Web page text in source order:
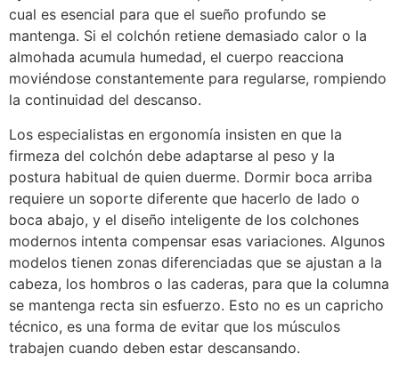
cual es esencial para que el sueño profundo se
mantenga. Si el colchón retiene demasiado calor o la
almohada acumula humedad, el cuerpo reacciona
moviéndose constantemente para regularse, rompiendo
la continuidad del descanso.
Los especialistas en ergonomía insisten en que la
firmeza del colchón debe adaptarse al peso y la
postura habitual de quien duerme. Dormir boca arriba
requiere un soporte diferente que hacerlo de lado o
boca abajo, y el diseño inteligente de los colchones
modernos intenta compensar esas variaciones. Algunos
modelos tienen zonas diferenciadas que se ajustan a la
cabeza, los hombros o las caderas, para que la columna
se mantenga recta sin esfuerzo. Esto no es un capricho
técnico, es una forma de evitar que los músculos
trabajen cuando deben estar descansando.